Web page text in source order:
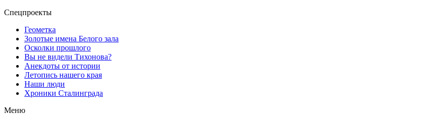
Спецпроекты
Геометка
Золотые имена Белого зала
Осколки прошлого
Вы не видели Тихонова?
Анекдоты от истории
Летопись нашего края
Наши люди
Хроники Сталинграда
Меню